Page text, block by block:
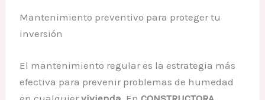
Mantenimiento preventivo para proteger tu
inversión
El mantenimiento regular es la estrategia más
efectiva para prevenir problemas de humedad